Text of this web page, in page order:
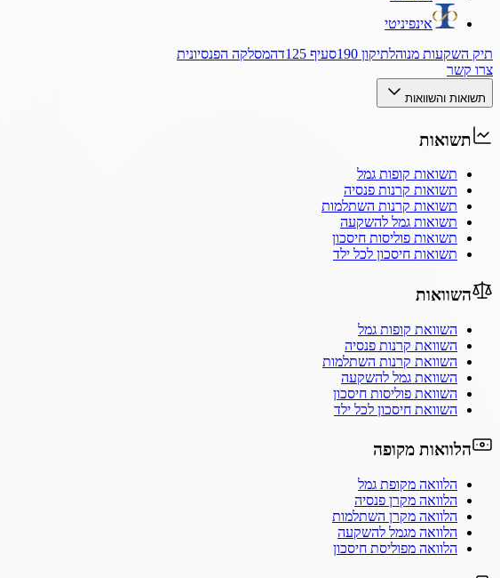
אינפיניטי
תיק השקעות מנוהלתיקון 190 סעיף 125ד
המסלקה הפנסיונית
צרו קשר
תשואות והשוואות
תשואות
תשואות קופות גמל
תשואות קרנות פנסיה
תשואות קרנות השתלמות
תשואות גמל להשקעה
תשואות פוליסות חיסכון
תשואות חיסכון לכל ילד
השוואות
השוואת קופות גמל
השוואת קרנות פנסיה
השוואת קרנות השתלמות
השוואת גמל להשקעה
השוואת פוליסות חיסכון
השוואת חיסכון לכל ילד
הלוואות מקופה
הלוואה מקופת גמל
הלוואה מקרן פנסיה
הלוואה מקרן השתלמות
הלוואה מגמל להשקעה
הלוואה מפוליסת חיסכון